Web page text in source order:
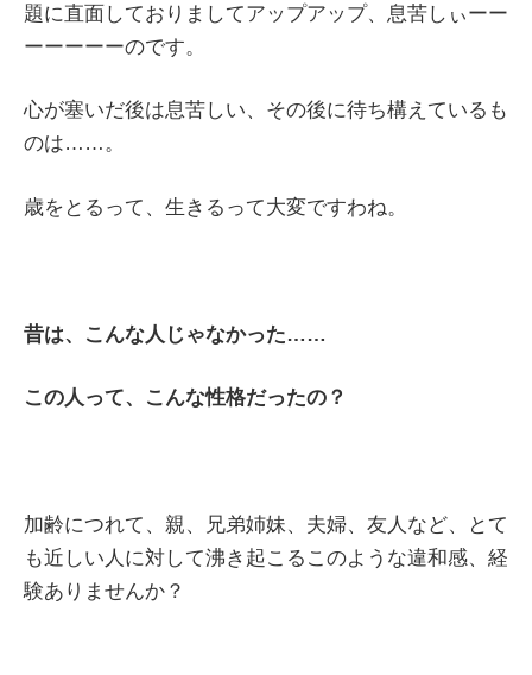
題に直面しておりましてアップアップ、息苦しぃーー
ーーーーーのです。
心が塞いだ後は息苦しい、その後に待ち構えているも
のは……。
歳をとるって、生きるって大変ですわね。
昔は、こんな人じゃなかった……
この人って、こんな性格だったの？
加齢につれて、親、兄弟姉妹、夫婦、友人など、とて
も近しい人に対して沸き起こるこのような違和感、経
験ありませんか？